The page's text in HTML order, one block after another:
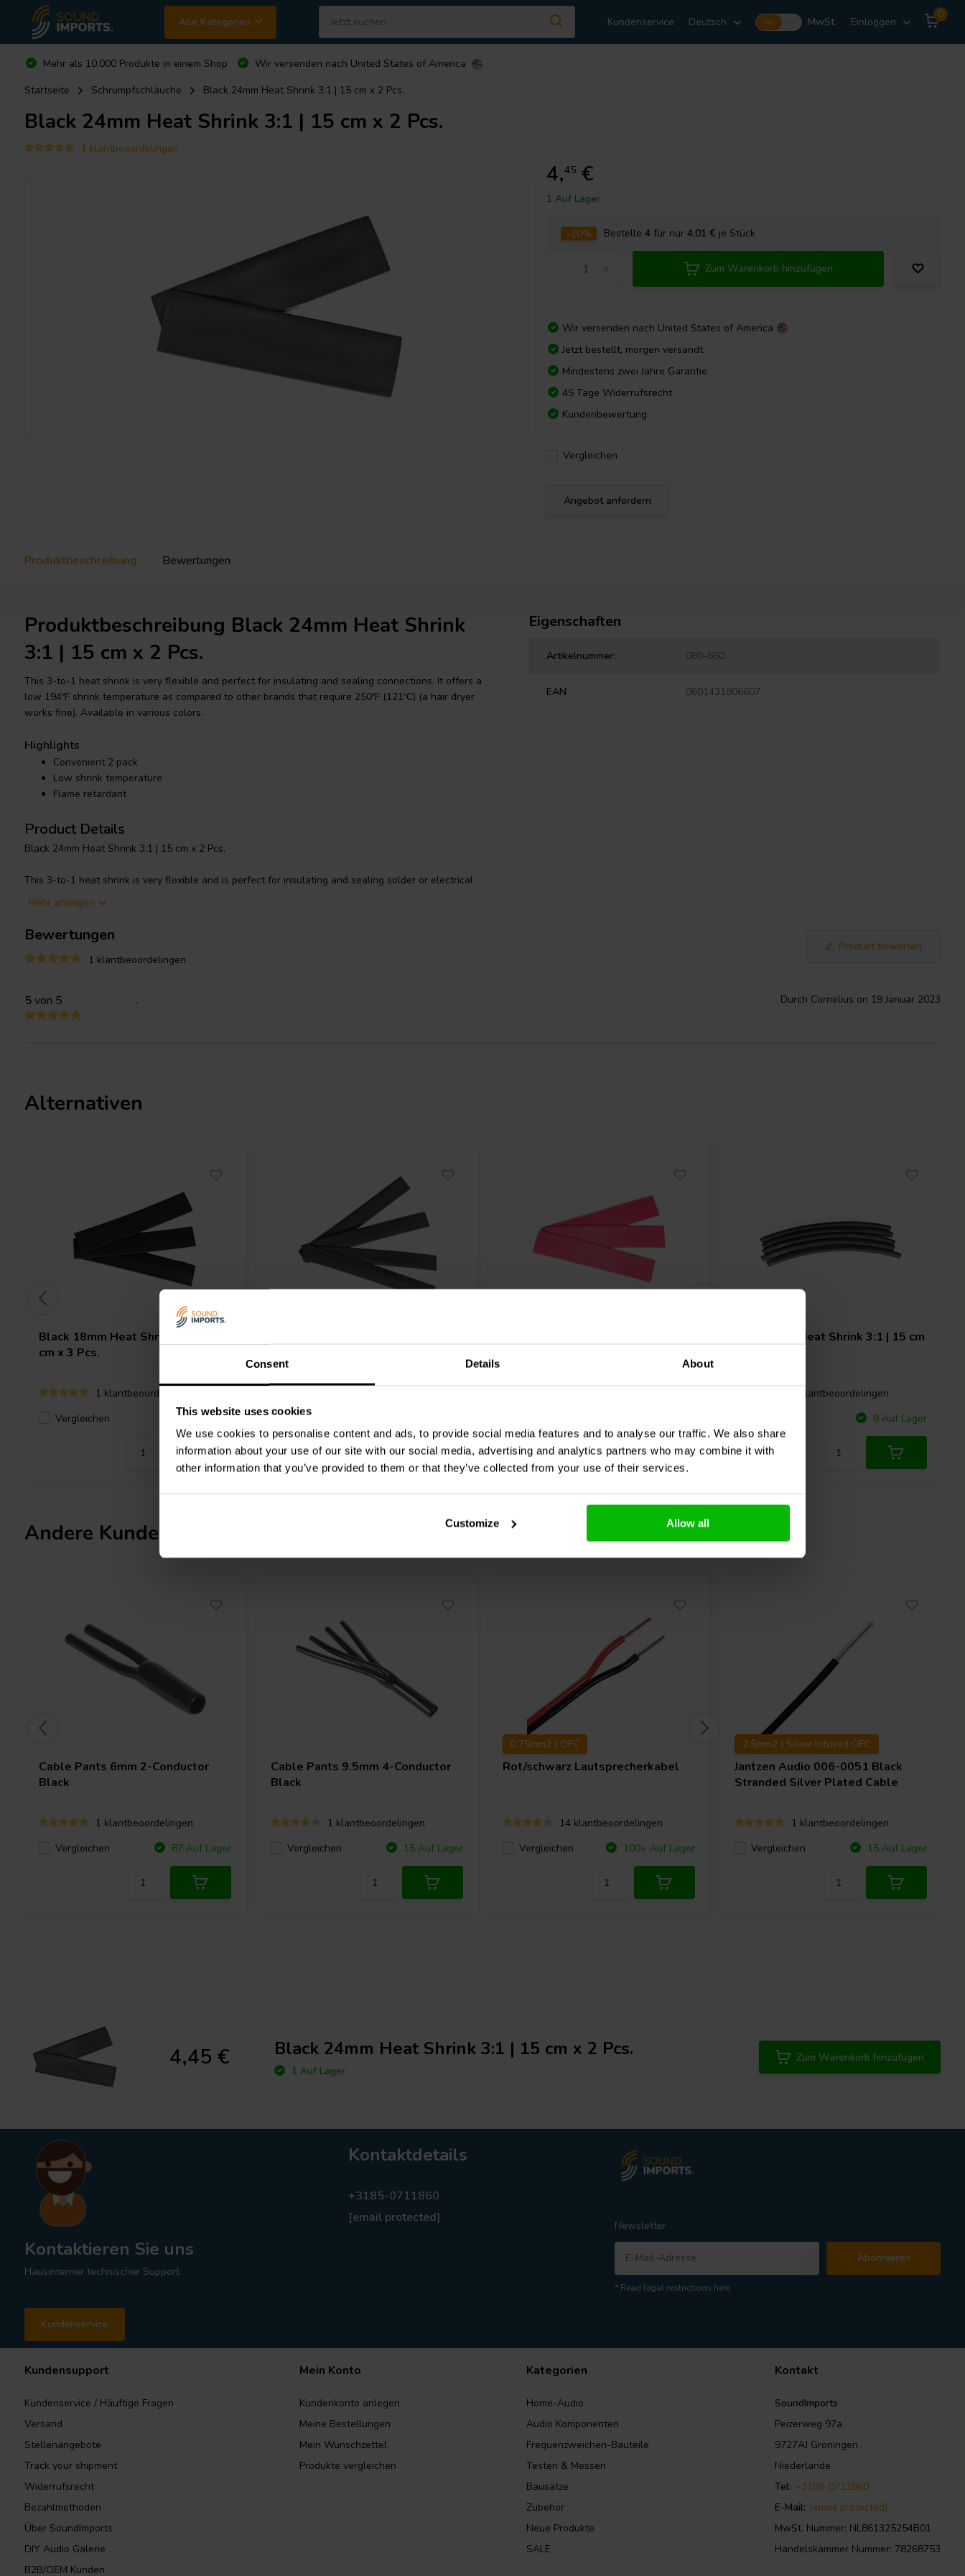
Consent Details About
This website uses cookies
We use cookies to personalise content and ads, to provide social media features and to analyse our traffic. We also share
information about your use of our site with our social media, advertising and analytics partners who may combine it with
other information that you’ve provided to them or that they’ve collected from your use of their services.
Customize Allow all
Alle Kategorien Kundenservice Deutsch Incl. MwSt. Einloggen
0
Mehr als 10.000 Produkte in einem Shop Wir versenden nach United States of America
Startseite
Schrumpfschläuche Black 24mm Heat Shrink 3:1 | 15 cm x 2 Pcs.
Black 24mm Heat Shrink 3:1 | 15 cm x 2 Pcs.
1 klantbeoordelingen
4,45 €
1 Auf Lager
-10% Bestelle4 für nur4,01 € je Stück
Zum Warenkorb hinzufügen
Wir versenden nach United States of America
Jetzt bestellt, morgen versandt
Mindestens zwei Jahre Garantie
45 Tage Widerrufsrecht
Kundenbewertung:
Vergleichen
Angebot anfordern
Produktbeschreibung Bewertungen
Produktbeschreibung Black 24mm Heat Shrink
3:1 | 15 cm x 2 Pcs.
This 3-to-1 heat shrink is very flexible and perfect for insulating and sealing connections. It offers a
low 194ºF shrink temperature as compared to other brands that require 250ºF (121ºC) (a hair dryer
works fine). Available in various colors.
Highlights
Convenient 2 pack
Low shrink temperature
Flame retardant
Product Details
Black 24mm Heat Shrink 3:1 | 15 cm x 2 Pcs.
This 3-to-1 heat shrink is very flexible and is perfect for insulating and sealing solder or electrical
connections. It offers a low 194ºF (90ºC) shrink temperature as compared to other brands that
require 250ºF (121ºC) (a hair dryer works fine). Its working temperatures are from -67ºF (-55ºC) to
275ºF (135ºC) and up to 392ºF (200ºC) for short durations. And it will not crack under cold
conditions. It is made from flexible polyolefin that is flame retardant and UL recognized to 257ºF
(125ºC), 600V.
Mehr anzeigen
Eigenschaften
Artikelnummer: 080-660
EAN 0601431806607
Bewertungen
1 klantbeoordelingen
Produkt bewerten
5von 5 - Durch Cornelius on 19 Januar 2023
Alternativen
Black 18mm Heat Shrink 3:1 | 15
cm x 3 Pcs.
1 klantbeoordelingen
Vergleichen
2 Auf Lager
Vergleichen
Black 6mm Heat Shrink 3:1 | 15 cm
4 klantbeoordelingen
8 Auf Lager
Andere Kunden kauften auch
Cable Pants 6mm 2-Conductor
Black
1 klantbeoordelingen
Vergleichen
87 Auf Lager
Cable Pants 9.5mm 4-Conductor
Black
1 klantbeoordelingen
Vergleichen
15 Auf Lager
0.75mm2 | OFC
Rot/schwarz Lautsprecherkabel
14 klantbeoordelingen
Vergleichen
100+ Auf Lager
2.5mm2 | Silver Infused OFC
Jantzen Audio 006-0051 Black
Stranded Silver Plated Cable
1 klantbeoordelingen
Vergleichen
15 Auf Lager
4,45 € Black 24mm Heat Shrink 3:1 | 15 cm x 2 Pcs.
1 Auf Lager
Zum Warenkorb hinzufügen
Kontaktieren Sie uns
Hausinterner technischer Support
Kundenservice
Kontaktdetails
+3185-0711860
[email protected]
Newsletter
Abonnieren
* Read legal restrictions here
Kundensupport
Kundenservice / Häuftige Fragen
Versand
Stellenangebote
Track your shipment
Widerrufsrecht
Bezahlmethoden
Über SoundImports
DIY Audio Galerie
B2B/OEM Kunden
Mein Konto
Kundenkonto anlegen
Meine Bestellungen
Mein Wunschzettel
Produkte vergleichen
Kategorien
Home-Audio
Audio Komponenten
Frequenzweichen-Bauteile
Testen & Messen
Bausätze
Zubehör
Neue Produkte
SALE
Kontakt
SoundImports
Peizerweg 97a
9727AJ Groningen
Niederlande
Tel: +3185-0711860
E-Mail: [email protected]
MwSt. Nummer: NL861325254B01
Handelskammer Nummer: 78268753